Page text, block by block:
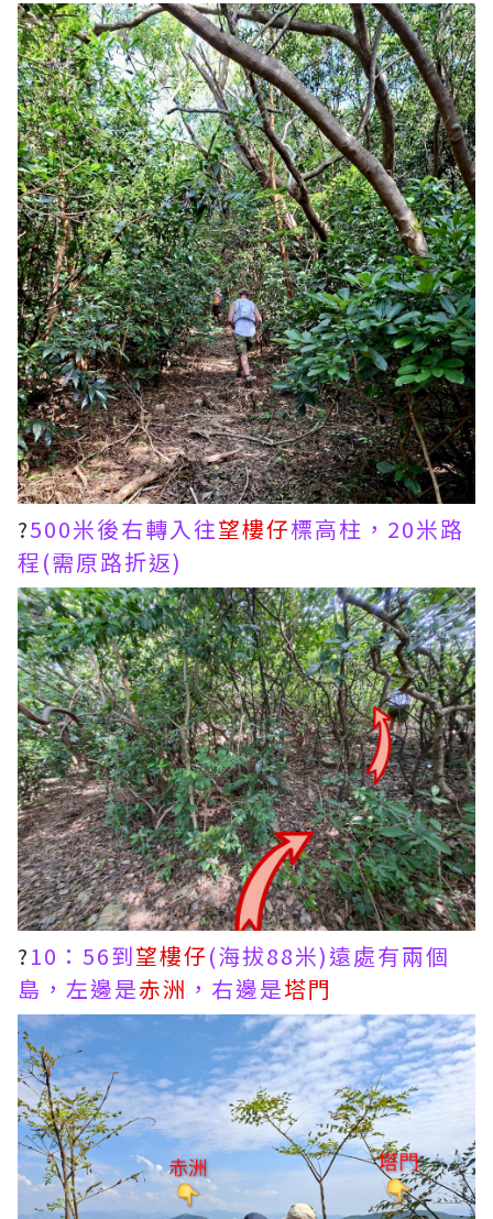
?500米後右轉入往望樓仔標高柱，20米路
程(需原路折返)
?10：56到望樓仔(海拔88米)遠處有兩個
島，左邊是赤洲 ，右邊是塔門